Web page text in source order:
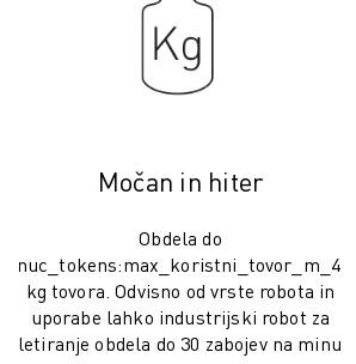
USPOSABLJANJE IN IZOBRAŽEVANJE
REŠITVE ZA INDUSTRIJE
REŠITVE ZA IZOBRAŽEVANJE
NOVICE IN MEDIJI
DOGODKI
IZOBRAŽEVALNI DOGODKI
O DRUŽBI FANUC
O DRUŽBI FANUC
Močan in hiter
Obdela do
kg tovora. Odvisno od vrste robota in
uporabe lahko industrijski robot za
obdela do 30 zabojev na minuto.